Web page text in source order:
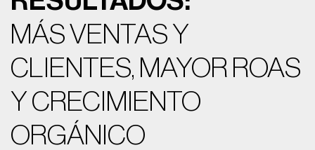
MÁS VENTAS Y
CLIENTES, MAYOR ROAS
Y CRECIMIENTO
ORGÁNICO